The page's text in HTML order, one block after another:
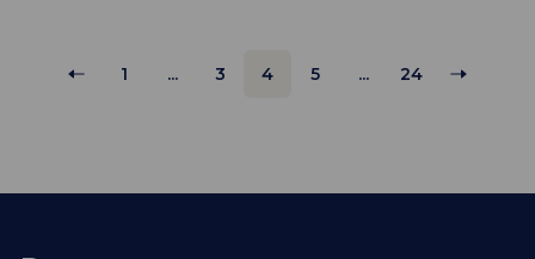
1 ... 3 4 5 ... 24